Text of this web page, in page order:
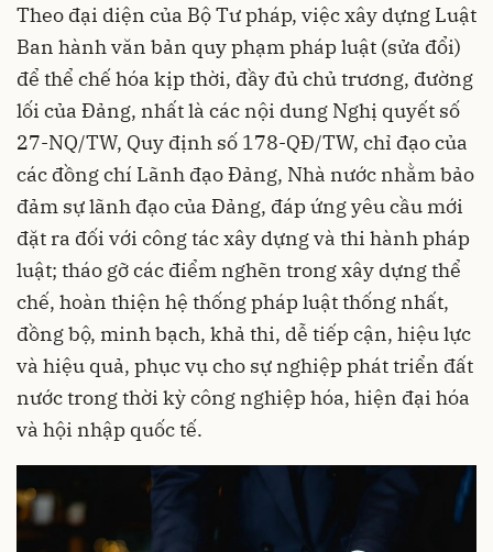
Theo đại diện của Bộ Tư pháp, việc xây dựng Luật
Ban hành văn bản quy phạm pháp luật (sửa đổi)
để thể chế hóa kịp thời, đầy đủ chủ trương, đường
lối của Đảng, nhất là các nội dung Nghị quyết số
27-NQ/TW, Quy định số 178-QĐ/TW, chỉ đạo của
các đồng chí Lãnh đạo Đảng, Nhà nước nhằm bảo
đảm sự lãnh đạo của Đảng, đáp ứng yêu cầu mới
đặt ra đối với công tác xây dựng và thi hành pháp
luật; tháo gỡ các điểm nghẽn trong xây dựng thể
chế, hoàn thiện hệ thống pháp luật thống nhất,
đồng bộ, minh bạch, khả thi, dễ tiếp cận, hiệu lực
và hiệu quả, phục vụ cho sự nghiệp phát triển đất
nước trong thời kỳ công nghiệp hóa, hiện đại hóa
và hội nhập quốc tế.